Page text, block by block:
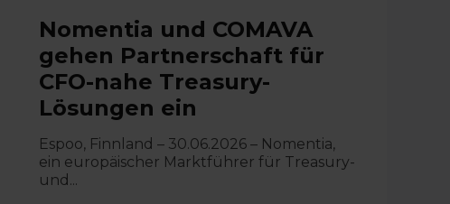
Nomentia und COMAVA
gehen Partnerschaft für
CFO-nahe Treasury-
Lösungen ein
Espoo, Finnland – 30.06.2026 – Nomentia,
ein europäischer Marktführer für Treasury-
und...